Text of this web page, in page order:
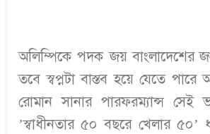
অলিম্পিকে পদক জয় বাংলাদেশের
তবে স্বপ্নটা বাস্তব হয়ে যেতে পারে
রোমান সানার পারফরম্যান্স সেই
’স্বাধীনতার ৫০ বছরে খেলার ৫০’